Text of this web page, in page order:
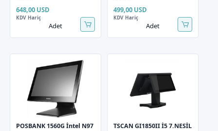
Black Pos PC
648,00 USD
KDV Hariç
Adet
499,00 USD
KDV Hariç
Adet
POSBANK 1560G İntel N97
TSCAN GI1850II İ5 7.NESİL